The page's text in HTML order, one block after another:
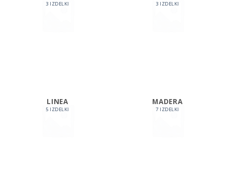
3 IZDELKI 3 IZDELKI
LINEA
5 IZDELKI
MADERA
7 IZDELKI